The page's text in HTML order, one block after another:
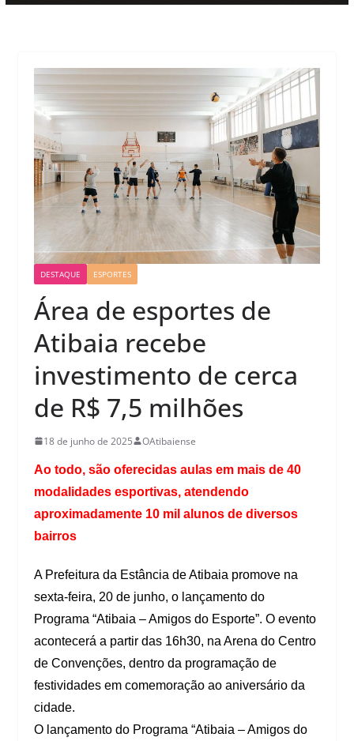
DESTAQUE ESPORTES
Área de esportes de
Atibaia recebe
investimento de cerca
de R$ 7,5 milhões
18 de junho de 2025 OAtibaiense
Ao todo, são oferecidas aulas em mais de 40
modalidades esportivas, atendendo
aproximadamente 10 mil alunos de diversos
bairros
A Prefeitura da Estância de Atibaia promove na
sexta-feira, 20 de junho, o lançamento do
Programa “Atibaia – Amigos do Esporte”. O evento
acontecerá a partir das 16h30, na Arena do Centro
de Convenções, dentro da programação de
festividades em comemoração ao aniversário da
cidade.
O lançamento do Programa “Atibaia – Amigos do